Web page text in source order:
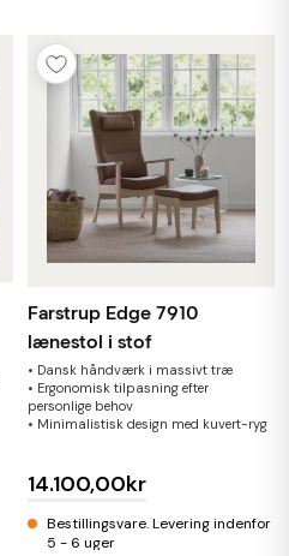
Farstrup Edge 7910
lænestol i stof
• Dansk håndværk i massivt træ
• Ergonomisk tilpasning efter
personlige behov
• Minimalistisk design med kuvert-ryg
14.100,00kr
Bestillingsvare. Levering indenfor
5 - 6 uger